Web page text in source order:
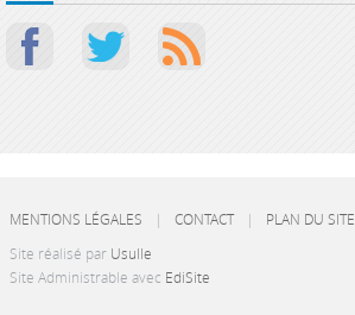
MENTIONS LÉGALES | CONTACT | PLAN DU SITE
Site réalisé par Usulle
Site Administrable avec EdiSite